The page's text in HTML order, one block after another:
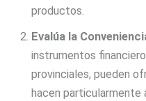
productos.
Evalúa la
instrumentos
provinciales, pueden
hacen particularmente